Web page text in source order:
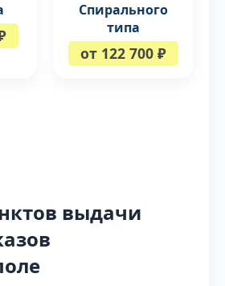
Спирального
типа
от 122 700 ₽
выдачи